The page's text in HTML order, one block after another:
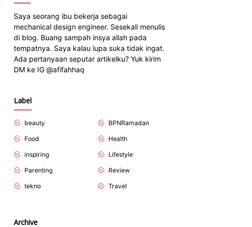
Saya seorang ibu bekerja sebagai
mechanical design engineer. Sesekali menulis
di blog. Buang sampah insya allah pada
tempatnya. Saya kalau lupa suka tidak ingat.
Ada pertanyaan seputar artikelku? Yuk kirim
DM ke IG @afifahhaq
Label
beauty BPNRamadan
Food Health
inspiring Lifestyle
Parenting Review
tekno Travel
Archive